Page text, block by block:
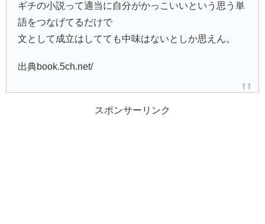
ギチの小説って適当に自分がかっこいいという思う単
語をつなげてるだけで
文として成立はしてても中味はないとしか思えん。
出典book.5ch.net/
スポンサーリンク